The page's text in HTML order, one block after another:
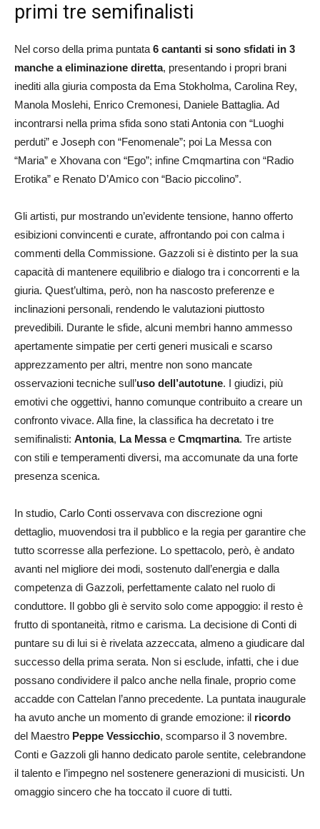
primi tre semifinalisti
Nel corso della prima puntata 6 cantanti si sono sfidati in 3
manche a eliminazione diretta, presentando i propri brani
inediti alla giuria composta da Ema Stokholma, Carolina Rey,
Manola Moslehi, Enrico Cremonesi, Daniele Battaglia. Ad
incontrarsi nella prima sfida sono stati Antonia con “Luoghi
perduti” e Joseph con “Fenomenale”; poi La Messa con
“Maria” e Xhovana con “Ego”; infine Cmqmartina con “Radio
Erotika” e Renato D’Amico con “Bacio piccolino”.
Gli artisti, pur mostrando un’evidente tensione, hanno offerto
esibizioni convincenti e curate, affrontando poi con calma i
commenti della Commissione. Gazzoli si è distinto per la sua
capacità di mantenere equilibrio e dialogo tra i concorrenti e la
giuria. Quest’ultima, però, non ha nascosto preferenze e
inclinazioni personali, rendendo le valutazioni piuttosto
prevedibili. Durante le sfide, alcuni membri hanno ammesso
apertamente simpatie per certi generi musicali e scarso
apprezzamento per altri, mentre non sono mancate
osservazioni tecniche sull’uso dell’autotune. I giudizi, più
emotivi che oggettivi, hanno comunque contribuito a creare un
confronto vivace. Alla fine, la classifica ha decretato i tre
semifinalisti: Antonia, La Messae Cmqmartina. Tre artiste
con stili e temperamenti diversi, ma accomunate da una forte
presenza scenica.
In studio, Carlo Conti osservava con discrezione ogni
dettaglio, muovendosi tra il pubblico e la regia per garantire che
tutto scorresse alla perfezione. Lo spettacolo, però, è andato
avanti nel migliore dei modi, sostenuto dall’energia e dalla
competenza di Gazzoli, perfettamente calato nel ruolo di
conduttore. Il gobbo gli è servito solo come appoggio: il resto è
frutto di spontaneità, ritmo e carisma. La decisione di Conti di
puntare su di lui si è rivelata azzeccata, almeno a giudicare dal
successo della prima serata. Non si esclude, infatti, che i due
possano condividere il palco anche nella finale, proprio come
accadde con Cattelan l’anno precedente. La puntata inaugurale
ha avuto anche un momento di grande emozione: il ricordo
del Maestro Peppe Vessicchio, scomparso il 3 novembre.
Conti e Gazzoli gli hanno dedicato parole sentite, celebrandone
il talento e l’impegno nel sostenere generazioni di musicisti. Un
omaggio sincero che ha toccato il cuore di tutti.